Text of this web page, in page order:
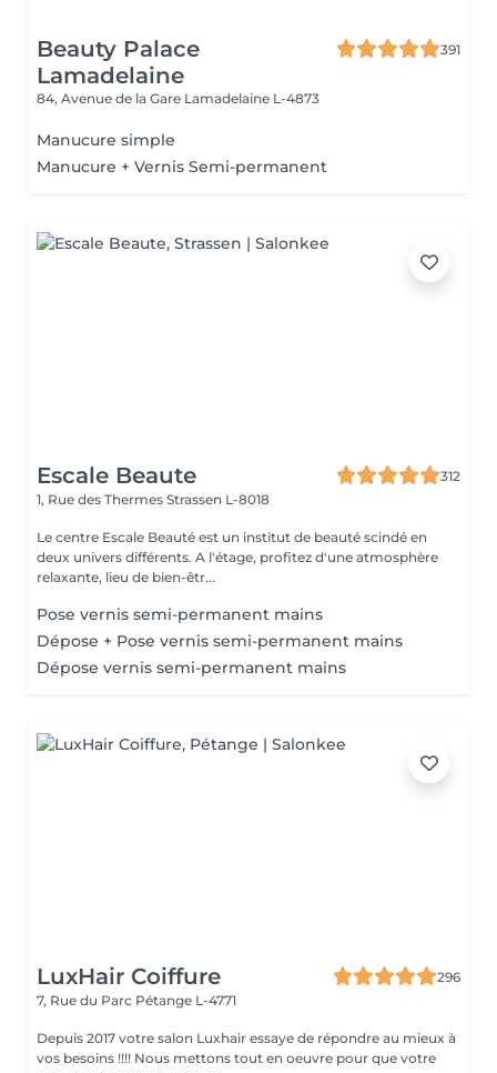
Beauty Palace
Lamadelaine
391
84, Avenue de la Gare Lamadelaine L-4873
Manucure simple
Manucure + Vernis Semi-permanent
Escale Beaute
312
1, Rue des Thermes Strassen L-8018
Le centre Escale Beauté est un institut de beauté scindé en
deux univers différents. A l'étage, profitez d'une atmosphère
relaxante, lieu de bien-êtr...
Pose vernis semi-permanent mains
Dépose + Pose vernis semi-permanent mains
Dépose vernis semi-permanent mains
LuxHair Coiffure
296
7, Rue du Parc Pétange L-4771
Depuis 2017 votre salon Luxhair essaye de répondre au mieux à
vos besoins !!!! Nous mettons tout en oeuvre pour que votre